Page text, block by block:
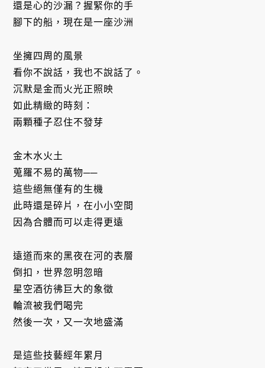
還是心的沙漏？握緊你的手
腳下的船，現在是一座沙洲
坐擁四周的風景
看你不說話，我也不說話了。
沉默是金而火光正照映
如此精緻的時刻：
兩顆種子忍住不發芽
金木水火土
蒐羅不易的萬物──
這些絕無僅有的生機
此時還是碎片，在小小空間
因為合體而可以走得更遠
遠道而來的黑夜在河的表層
倒扣，世界忽明忽暗
星空酒彷彿巨大的象徵
輪流被我們喝完
然後一次，又一次地盛滿
是這些技藝經年累月